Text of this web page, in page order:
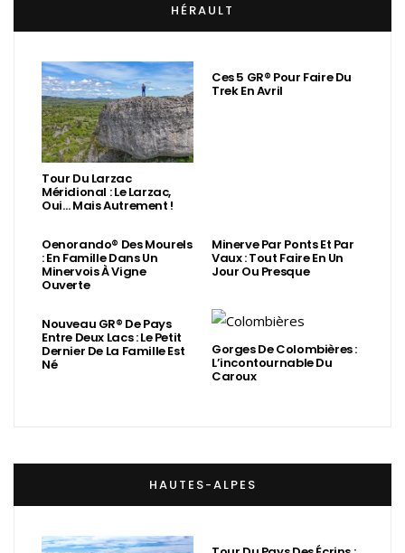
HÉRAULT
Tour Du Larzac
Méridional : Le Larzac,
Oui… Mais Autrement !
Ces 5 GR® Pour Faire Du
Trek En Avril
Oenorando® Des Mourels
: En Famille Dans Un
Minervois À Vigne
Ouverte
Minerve Par Ponts Et Par
Vaux : Tout Faire En Un
Jour Ou Presque
Nouveau GR® De Pays
Entre Deux Lacs : Le Petit
Dernier De La Famille Est
Né
Gorges De Colombières :
L’incontournable Du
Caroux
HAUTES-ALPES